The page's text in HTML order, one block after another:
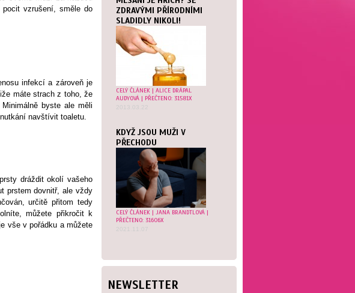
ZDRAVÝMI PŘÍRODNÍMI
SLADIDLY NIKOLI!
CELÝ ČLÁNEK | ALICE DRÁPAL
AUDYOVÁ | PŘEČTENO: 31581X
2013.03.22
KDYŽ JSOU MUŽI V
PŘECHODU
CELÝ ČLÁNEK | JANA BRANDTLOVÁ |
PŘEČTENO: 31606X
2021.11.07
NEWSLETTER
pocit vzrušení, směle do
infekcí a zároveň je
máte strach z toho, že
byste ale měli
navštívit toaletu.
dráždit okolí vašeho
prstem dovnitř, ale vždy
určitě přitom tedy
můžete přikročit k
vše v pořádku a můžete